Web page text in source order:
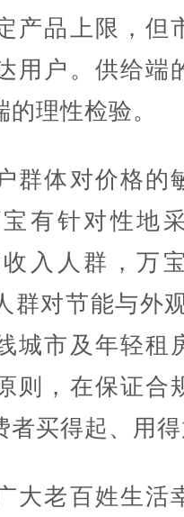
品上限，但
用户。供给端
理性检验。
体对价格的
有针对性地
入人群，万
群对节能与外
城市及年轻租
则，在保证合
者买得起、用
老百姓生活